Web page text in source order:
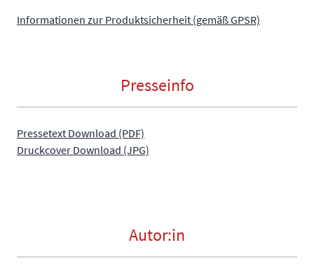
Informationen zur Produktsicherheit (gemäß GPSR)
Presseinfo
Pressetext Download (PDF)
Druckcover Download (JPG)
Autor:in